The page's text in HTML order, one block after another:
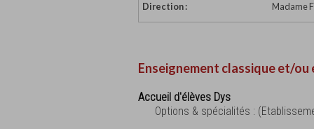
Direction : Madame
Enseignement classique et/ou
Accueil d'élèves Dys
Options & spécialités :